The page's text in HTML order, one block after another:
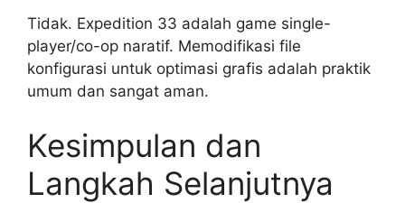
Tidak. Expedition 33 adalah game single-
player/co-op naratif. Memodifikasi file
konfigurasi untuk optimasi grafis adalah praktik
umum dan sangat aman.
Kesimpulan dan
Langkah Selanjutnya